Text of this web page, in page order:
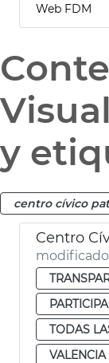
Web FDM
y
centro cívico
Centro
TODAS
VALENCIA